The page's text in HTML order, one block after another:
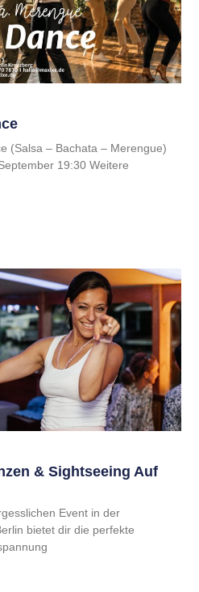
(Salsa – Bachata – Merengue)
19:30 Weitere
& Sightseeing Auf
Event in der
bietet dir die perfekte